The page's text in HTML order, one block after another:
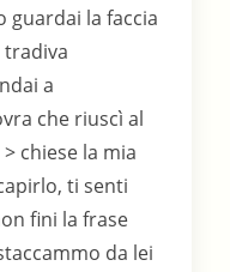
guardai la faccia
a
che riuscì al
chiese la mia
ti senti
fini la frase
da lei